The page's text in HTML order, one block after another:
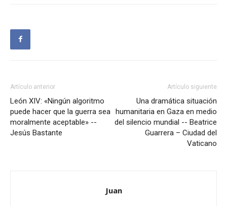
Artículo anterior
León XIV: «Ningún algoritmo
puede hacer que la guerra sea
moralmente aceptable» --
Jesús Bastante
Artículo siguiente
Una dramática situación
humanitaria en Gaza en medio
del silencio mundial -- Beatrice
Guarrera – Ciudad del
Vaticano
Juan